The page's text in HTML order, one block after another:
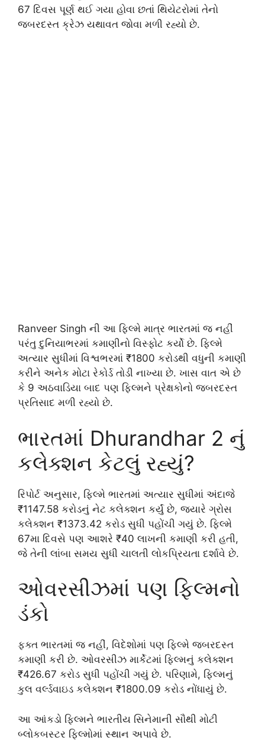
67 દિવસ પૂર્ણ થઈ ગયા હોવા છતાં થિયેટરોમાં તેનો
જબરદસ્ત ક્રેઝ યથાવત જોવા મળી રહ્યો છે.
Ranveer Singh ની આ ફિલ્મે માત્ર ભારતમાં જ નહીં
પરંતુ દુનિયાભરમાં કમાણીનો વિસ્ફોટ કર્યો છે. ફિલ્મે
અત્યાર સુધીમાં વિશ્વભરમાં ₹1800 કરોડથી વધુની કમાણી
કરીને અનેક મોટા રેકોર્ડ તોડી નાખ્યા છે. ખાસ વાત એ છે
કે 9 અઠવાડિયા બાદ પણ ફિલ્મને પ્રેક્ષકોનો જબરદસ્ત
પ્રતિસાદ મળી રહ્યો છે.
ભારતમાં Dhurandhar 2 નું
કલેક્શન કેટલું રહ્યું?
રિપોર્ટ અનુસાર, ફિલ્મે ભારતમાં અત્યાર સુધીમાં અંદાજે
₹1147.58 કરોડનું નેટ કલેક્શન કર્યું છે, જ્યારે ગ્રોસ
કલેક્શન ₹1373.42 કરોડ સુધી પહોંચી ગયું છે. ફિલ્મે
67મા દિવસે પણ આશરે ₹40 લાખની કમાણી કરી હતી,
જે તેની લાંબા સમય સુધી ચાલતી લોકપ્રિયતા દર્શાવે છે.
ઓવરસીઝમાં પણ ફિલ્મનો
ડંકો
ફક્ત ભારતમાં જ નહીં, વિદેશોમાં પણ ફિલ્મે જબરદસ્ત
કમાણી કરી છે. ઓવરસીઝ માર્કેટમાં ફિલ્મનું કલેક્શન
₹426.67 કરોડ સુધી પહોંચી ગયું છે. પરિણામે, ફિલ્મનું
કુલ વર્લ્ડવાઇડ કલેક્શન ₹1800.09 કરોડ નોંધાયું છે.
આ આંકડો ફિલ્મને ભારતીય સિનેમાની સૌથી મોટી
બ્લોકબસ્ટર ફિલ્મોમાં સ્થાન અપાવે છે.